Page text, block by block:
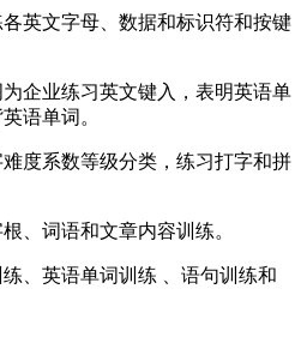
英文字母、数据和标识符和按键
企业练习英文键入，表明英语单
语单词。
度系数等级分类，练习打字和拼
、词语和文章内容训练。
、英语单词训练 、语句训练和